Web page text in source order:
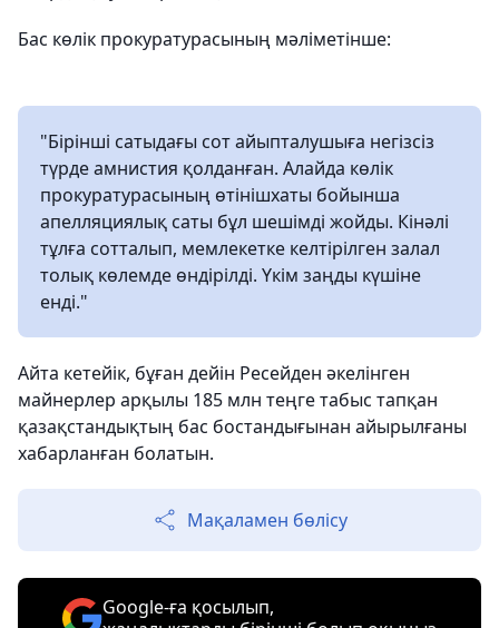
Бас көлік прокуратурасының мәліметінше:
"Бірінші сатыдағы сот айыпталушыға негізсіз
түрде амнистия қолданған. Алайда көлік
прокуратурасының өтінішхаты бойынша
апелляциялық саты бұл шешімді жойды. Кінәлі
тұлға сотталып, мемлекетке келтірілген залал
толық көлемде өндірілді. Үкім заңды күшіне
енді."
Айта кетейік, бұған дейін Ресейден әкелінген
майнерлер арқылы 185 млн теңге табыс тапқан
қазақстандықтың бас бостандығынан айырылғаны
хабарланған болатын.
Мақаламен бөлісу
Google-ға қосылып,